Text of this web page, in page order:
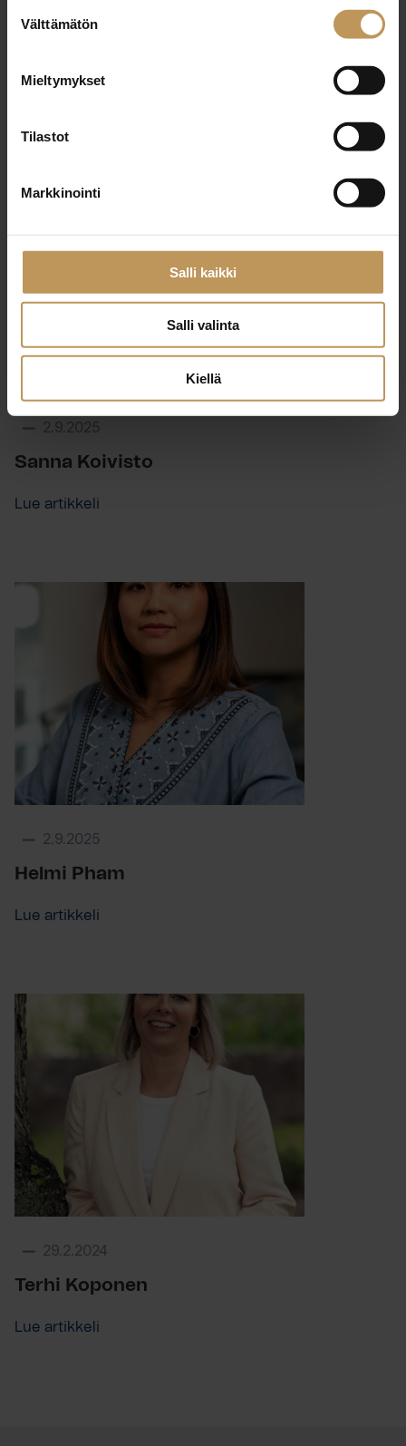
valinta
Välttämätön
Mieltymykset
Tilastot
Markkinointi
Salli kaikki
Salli valinta
Kiellä
2.9.2025
Lue artikkeli
2.9.2025
Sanna Koivisto
Lue artikkeli
2.9.2025
Helmi Pham
Lue artikkeli
29.2.2024
Terhi Koponen
Lue artikkeli